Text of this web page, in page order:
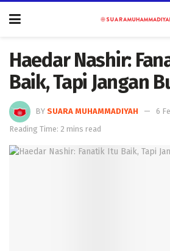
Haedar Nashir:
Baik, Tapi Jangan
BY SUARA MUHAMMADIYAH
6
Reading Time: 2 mins read